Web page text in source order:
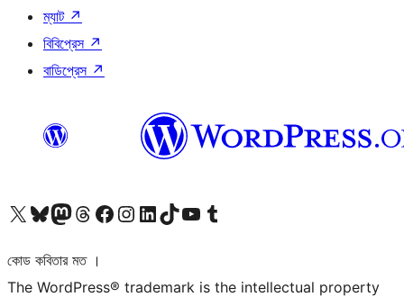
ম্যাট ↗
বিবিপ্রেস ↗
বাডিপ্রেস ↗
আমাদের X (আগের টুইটার) অ্যাকাউন্টে যানআমাদের Bluesky অ্যাকাউন্টটি দেখুনআমাদের মাস্টোডন অ্যাকাউন্টটি দেখুনআমাদের থ্রেডস অ্যাকাউন্টটি দেখুনআমাদের ফেসবুক পেজ দেখুনআমাদের ইন্সটাগ্রাম অ্যাকাউন্ট দেখুনআমাদের লিঙ্কডইন অ্যাকাউন্টে যানআমাদের TikTok অ্যাকাউন্টটি দেখুনআমাদের ইউটিউব চ্যানেলে যান আমাদের টাম্বলার অ্যাকাউন্ট দেখুন
কোড কবিতার মত ।
The WordPress® trademark is the intellectual property